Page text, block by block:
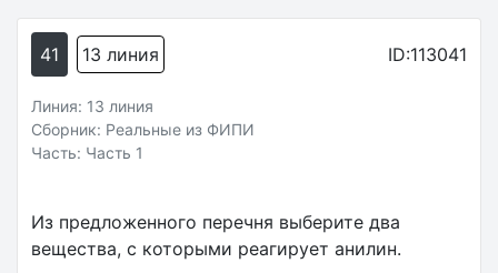
41 13 линия ID:113041
Линия: 13 линия
Сборник: Реальные из ФИПИ
Часть: Часть 1
Из предложенного перечня выберите два
вещества, с которыми реагирует анилин.